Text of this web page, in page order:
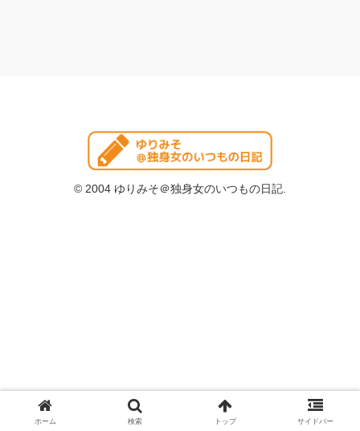
© 2004 ゆりみそ＠独身女のいつもの日記.
ホーム 検索 トップ サイドバー